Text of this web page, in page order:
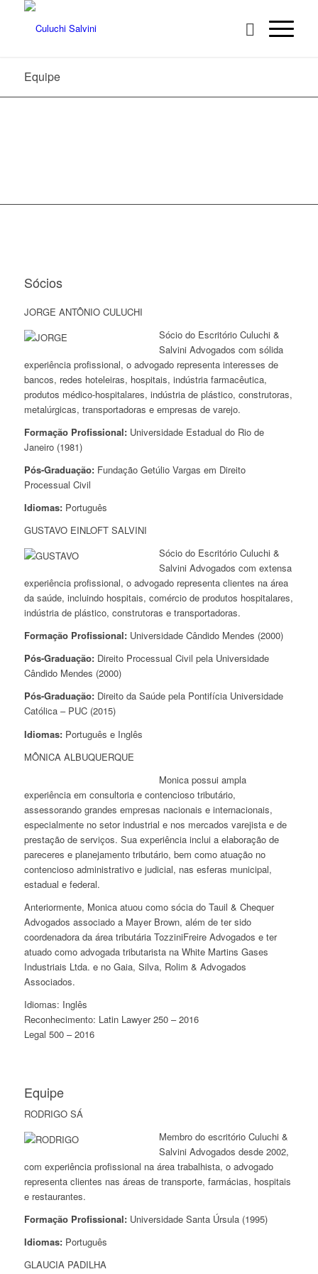
Equipe
Sócios
JORGE ANTÔNIO CULUCHI
Sócio do Escritório Culuchi &
Salvini Advogados com sólida
experiência profissional, o advogado representa interesses de
bancos, redes hoteleiras, hospitais, indústria farmacêutica,
produtos médico-hospitalares, indústria de plástico, construtoras,
metalúrgicas, transportadoras e empresas de varejo.
Formação Profissional:Universidade Estadual do Rio de
Janeiro (1981)
Pós-Graduação:Fundação Getúlio Vargas em Direito
Processual Civil
Idiomas:Português
GUSTAVO EINLOFT SALVINI
Sócio do Escritório Culuchi &
Salvini Advogados com extensa
experiência profissional, o advogado representa clientes na área
da saúde, incluindo hospitais, comércio de produtos hospitalares,
indústria de plástico, construtoras e transportadoras.
Formação Profissional:Universidade Cândido Mendes (2000)
Pós-Graduação:Direito Processual Civil pela Universidade
Cândido Mendes (2000)
Pós-Graduação:Direito da Saúde pela Pontifícia Universidade
Católica – PUC (2015)
Idiomas:Português e Inglês
MÔNICA ALBUQUERQUE
Monica possui ampla
experiência em consultoria e contencioso tributário,
assessorando grandes empresas nacionais e internacionais,
especialmente no setor industrial e nos mercados varejista e de
prestação de serviços. Sua experiência inclui a elaboração de
pareceres e planejamento tributário, bem como atuação no
contencioso administrativo e judicial, nas esferas municipal,
estadual e federal.
Anteriormente, Monica atuou como sócia do Tauil & Chequer
Advogados associado a Mayer Brown, além de ter sido
coordenadora da área tributária TozziniFreire Advogados e ter
atuado como advogada tributarista na White Martins Gases
Industriais Ltda. e no Gaia, Silva, Rolim & Advogados
Associados.
Idiomas: Inglês
Reconhecimento: Latin Lawyer 250 – 2016
Legal 500 – 2016
Equipe
RODRIGO SÁ
Membro do escritório Culuchi &
Salvini Advogados desde 2002,
com experiência profissional na área trabalhista, o advogado
representa clientes nas áreas de transporte, farmácias, hospitais
e restaurantes.
Formação Profissional:Universidade Santa Úrsula (1995)
Idiomas:Português
GLAUCIA PADILHA